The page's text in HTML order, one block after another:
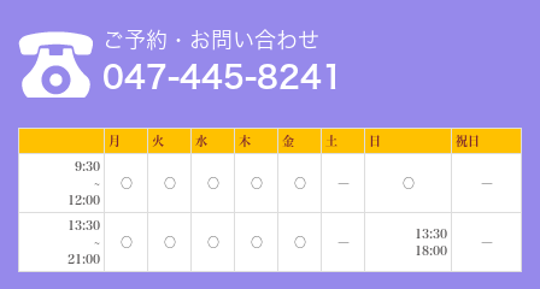
ご予約・お問い合わせ
047-445-8241
月 火 水 木 金 土 日 祝日
9:30
~
12:00
○ ○ ○ ○ ○ ― ○ ―
13:30
~
21:00
○ ○ ○ ○ ○ ―
13:30
18:00
―